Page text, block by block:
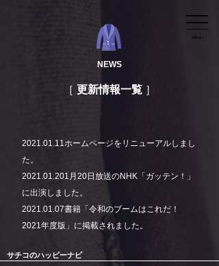
NEWS
更新情報一覧
2021.01.11ホームページをリニューアルしまし
た。
2021.01.201月20日放送のNHK「ガッテン！」
に出演しました。
2021.01.07書籍「令和のブームはこれだ！
2021年度版」に掲載されました。
サチコのハッピーナビ
MENU